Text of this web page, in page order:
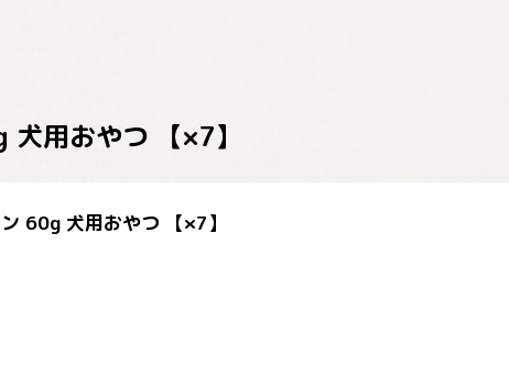
用おやつ 【×7】
60g 犬用おやつ 【×7】